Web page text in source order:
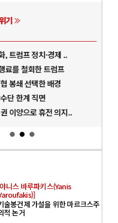
기
, 트럼프 정치·경제 ..
료를 철회한 트럼프
봉쇄 선택한 배경
단 한계 직면
이양으로 휴전 의지..
니스 바루파키스(Yanis
술봉건제 가설을 위한 마르크스주
적 논거